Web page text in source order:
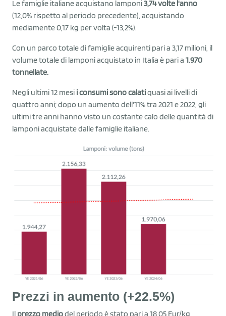
Le famiglie italiane acquistano lamponi3,74 volte l'anno
(12,0% rispetto al periodo precedente), acquistando
mediamente 0,17 kg per volta (-13,2%).
Con un parco totale di famiglie acquirenti pari a 3,17 milioni, il
volume totale di lamponi acquistato in Italia è pari a 1.970
tonnellate.
Negli ultimi 12 mesi i consumi sono calatiquasi ai livelli di
quattro anni; dopo un aumento dell'11% tra 2021 e 2022, gli
ultimi tre anni hanno visto un costante calo delle quantità di
lamponi acquistate dalle famiglie italiane.
Prezzi in aumento (+22.5%)
Il prezzo mediodel periodo è stato pari a 18,05 Eur/kg